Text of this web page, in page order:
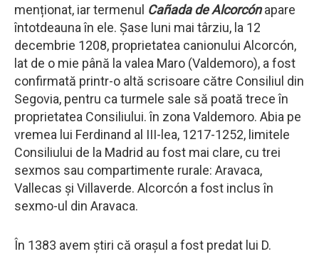
menționat, iar termenul Cañada de Alcorcónapare
întotdeauna în ele. Șase luni mai târziu, la 12
decembrie 1208, proprietatea canionului Alcorcón,
lat de o mie până la valea Maro (Valdemoro), a fost
confirmată printr-o altă scrisoare către Consiliul din
Segovia, pentru ca turmele sale să poată trece în
proprietatea Consiliului. în zona Valdemoro. Abia pe
vremea lui Ferdinand al III-lea, 1217-1252, limitele
Consiliului de la Madrid au fost mai clare, cu trei
sexmos sau compartimente rurale: Aravaca,
Vallecas și Villaverde. Alcorcón a fost inclus în
sexmo-ul din Aravaca.
În 1383 avem știri că orașul a fost predat lui D.